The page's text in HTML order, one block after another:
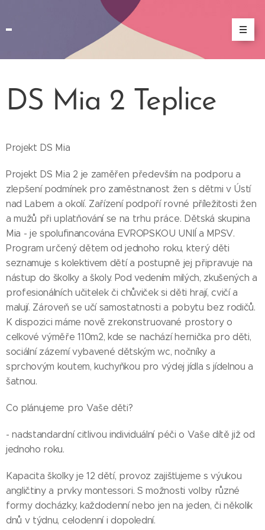
DS Mia 2 Teplice
Projekt DS Mia
Projekt DS Mia 2 je zaměřen především na podporu a
zlepšení podmínek pro zaměstnanost žen s dětmi v Ústí
nad Labem a okolí. Zařízení podpoří rovné příležitosti žen
a mužů při uplatňování se na trhu práce. Dětská skupina
Mia - je spolufinancována EVROPSKOU UNIÍ a MPSV.
Program určený dětem od jednoho roku, který děti
seznamuje s kolektivem dětí a postupně jej připravuje na
nástup do školky a školy. Pod vedením milých, zkušených a
profesionálních učitelek či chůviček si děti hrají, cvičí a
malují. Zároveň se učí samostatnosti a pobytu bez rodičů.
K dispozici máme nově zrekonstruované prostory o
celkové výměře 110m2, kde se nachází hernička pro děti,
sociální zázemí vybavené dětským wc, nočníky a
sprchovým koutem, kuchyňkou pro výdej jídla s jídelnou a
šatnou.
Co plánujeme pro Vaše děti?
- nadstandardní citlivou individuální péči o Vaše dítě již od
jednoho roku.
Kapacita školky je 12 dětí, provoz zajišťujeme s výukou
angličtiny a prvky montessori. S možnosti volby různé
formy docházky, každodenní nebo jen na jeden, či několik
dnů v týdnu, celodenní i dopolední.